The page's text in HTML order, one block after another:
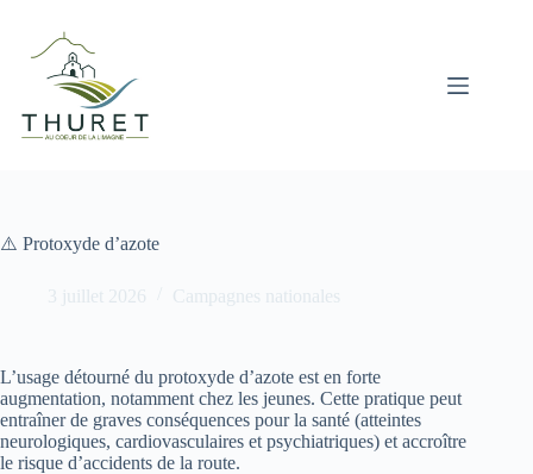
contenu
⚠️ Protoxyde d’azote
3 juillet 2026 Campagnes nationales
L’usage détourné du protoxyde d’azote est en forte
augmentation, notamment chez les jeunes. Cette pratique peut
entraîner de graves conséquences pour la santé (atteintes
neurologiques, cardiovasculaires et psychiatriques) et accroître
le risque d’accidents de la route.